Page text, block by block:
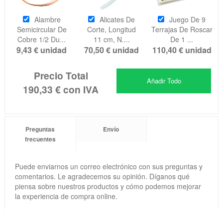
Alambre
Semicircular De
Cobre 1/2 Du...
9,43 € unidad
Alicates De
Corte, Longitud
11 cm, N....
70,50 € unidad
Juego De 9
Terrajas De Roscar
De 1 ...
110,40 € unidad
Precio Total
190,33 €con IVA
Añadir Todo
Preguntas
frecuentes
Envío
Puede enviarnos un correo electrónico con sus preguntas y
comentarios. Le agradecemos su opinión. Díganos qué
piensa sobre nuestros productos y cómo podemos mejorar
la experiencia de compra online.